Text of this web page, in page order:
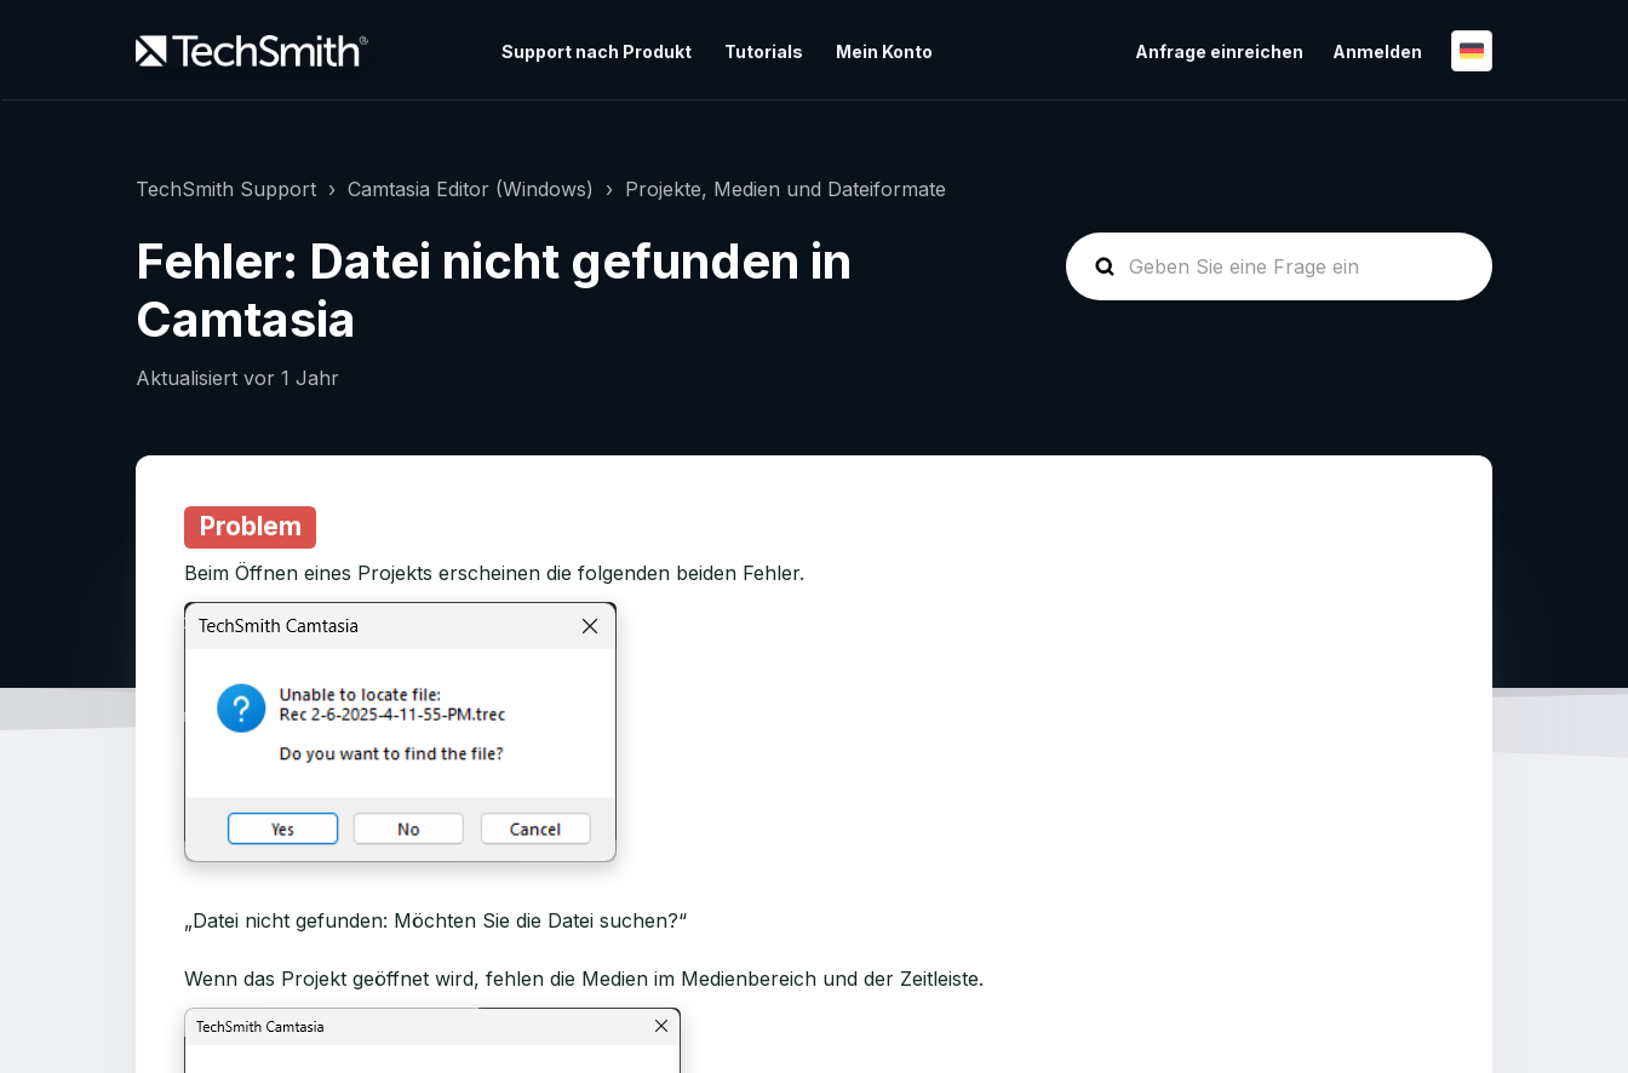
Support nach Produkt Tutorials Mein Konto Anfrage einreichen Anmelden
TechSmith Support Camtasia Editor (Windows) Projekte, Medien und Dateiformate
Fehler: Datei nicht gefunden in
Camtasia
Aktualisiert vor 1 Jahr
Problem
Beim Öffnen eines Projekts erscheinen die folgenden beiden Fehler.
„Datei nicht gefunden: Möchten Sie die Datei suchen?“
Wenn das Projekt geöffnet wird, fehlen die Medien im Medienbereich und der Zeitleiste.